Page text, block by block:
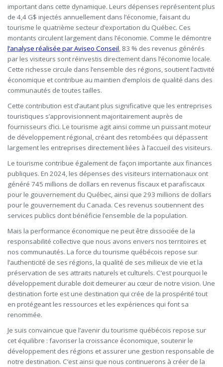
important dans cette dynamique. Leurs dépenses représentent plus
de 4,4 G$ injectés annuellement dans l’économie, faisant du
tourisme le quatrième secteur d’exportation du Québec. Ces
montants circulent largement dans l’économie. Comme le démontre
l’analyse réalisée par Aviseo Conseil, 83 % des revenus générés
par les visiteurs sont réinvestis directement dans l’économie locale.
Cette richesse circule dans l’ensemble des régions, soutient l’activité
économique et contribue au maintien d’emplois de qualité dans des
communautés de toutes tailles.
Cette contribution est d’autant plus significative que les entreprises
touristiques s’approvisionnent majoritairement auprès de
fournisseurs d’ici. Le tourisme agit ainsi comme un puissant moteur
de développement régional, créant des retombées qui dépassent
largement les entreprises directement liées à l’accueil des visiteurs.
Le tourisme contribue également de façon importante aux finances
publiques. En 2024, les dépenses des visiteurs internationaux ont
généré 745 millions de dollars en revenus fiscaux et parafiscaux
pour le gouvernement du Québec, ainsi que 293 millions de dollars
pour le gouvernement du Canada. Ces revenus soutiennent des
services publics dont bénéficie l’ensemble de la population.
Mais la performance économique ne peut être dissociée de la
responsabilité collective que nous avons envers nos territoires et
nos communautés. La force du tourisme québécois repose sur
l’authenticité de ses régions, la qualité de ses milieux de vie et la
préservation de ses attraits naturels et culturels. C’est pourquoi le
développement durable doit demeurer au cœur de notre vision. Une
destination forte est une destination qui crée de la prospérité tout
en protégeant les ressources et les expériences qui font sa
renommée.
Je suis convaincue que l’avenir du tourisme québécois repose sur
cet équilibre : favoriser la croissance économique, soutenir le
développement des régions et assurer une gestion responsable de
notre destination. C’est ainsi que nous continuerons à créer de la